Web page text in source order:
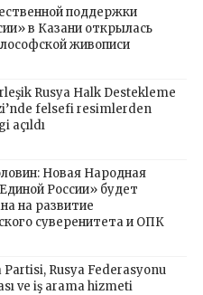
поддержки
в Казани открылась
живописи
Rusya Halk Destekleme
felsefi resimlerden
açıldı
Новая Народная
России» будет
на развитие
суверенитета и ОПК
Partisi, Rusya Federasyonu
ve iş arama hizmeti